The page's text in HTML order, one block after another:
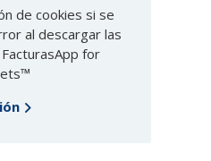
de cookies si se
al descargar las
for